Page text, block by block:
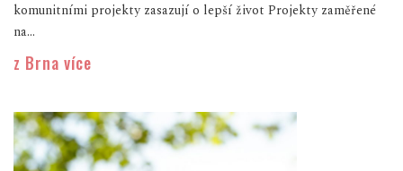
komunitními projekty zasazují o lepší život Projekty zaměřené
na...
z Brna více